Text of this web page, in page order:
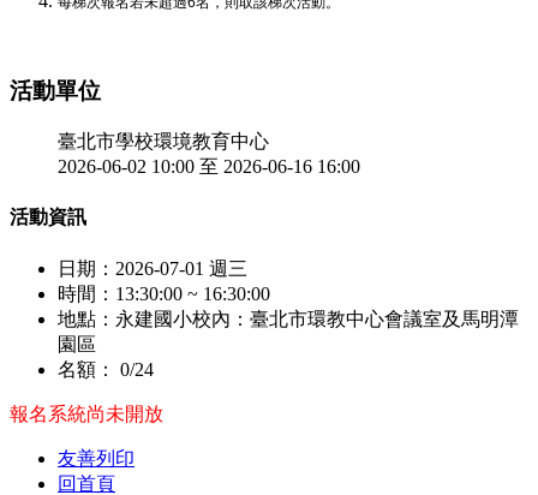
活動單位
臺北市學校環境教育中心
2026-06-02 10:00 至 2026-06-16 16:00
活動資訊
日期： 2026-07-01 週三
時間： 13:30:00 ~ 16:30:00
地點： 永建國小校內：臺北市環教中心會議室及馬明潭
園區
名額：
0/24
報名系統尚未開放
友善列印
回首頁